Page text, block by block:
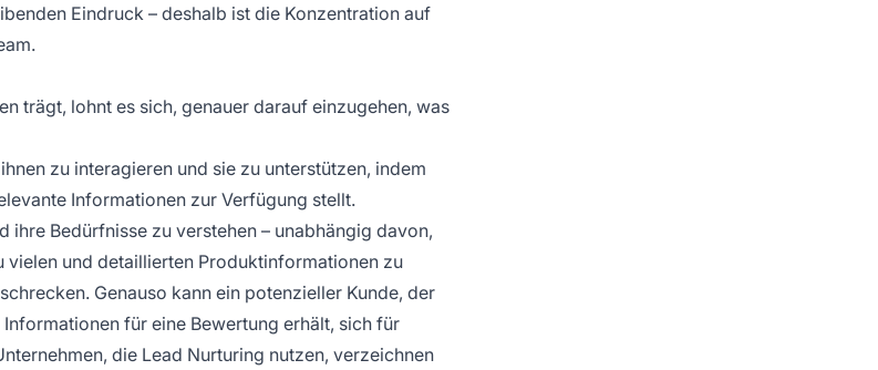
Eindruck – deshalb ist die Konzentration auf
trägt, lohnt es sich, genauer darauf einzugehen, was
zu interagieren und sie zu unterstützen, indem
Informationen zur Verfügung stellt.
ihre Bedürfnisse zu verstehen – unabhängig davon,
und detaillierten Produktinformationen zu
Genauso kann ein potenzieller Kunde, der
für eine Bewertung erhält, sich für
die Lead Nurturing nutzen, verzeichnen